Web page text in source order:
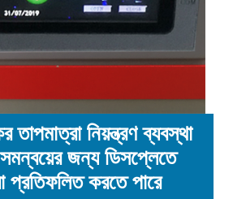
তাপমাত্রা নিয়ন্ত্রণ ব্যবস্থা
জন্য ডিসপ্লেতে
প্রতিফলিত করতে পারে